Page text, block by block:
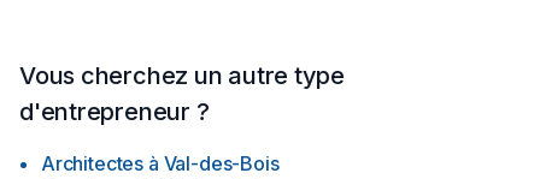
Vous cherchez un autre type
d'entrepreneur ?
Architectes à Val-des-Bois